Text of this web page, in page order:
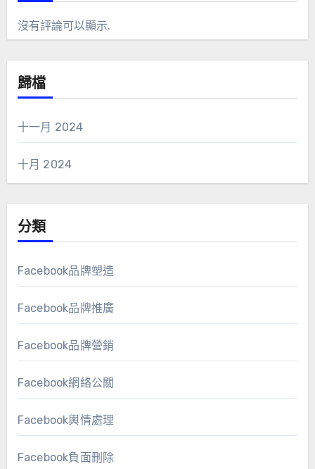
沒有評論可以顯示.
歸檔
十一月 2024
十月 2024
分類
Facebook品牌塑造
Facebook品牌推廣
Facebook品牌營銷
Facebook網絡公關
Facebook輿情處理
Facebook負面刪除